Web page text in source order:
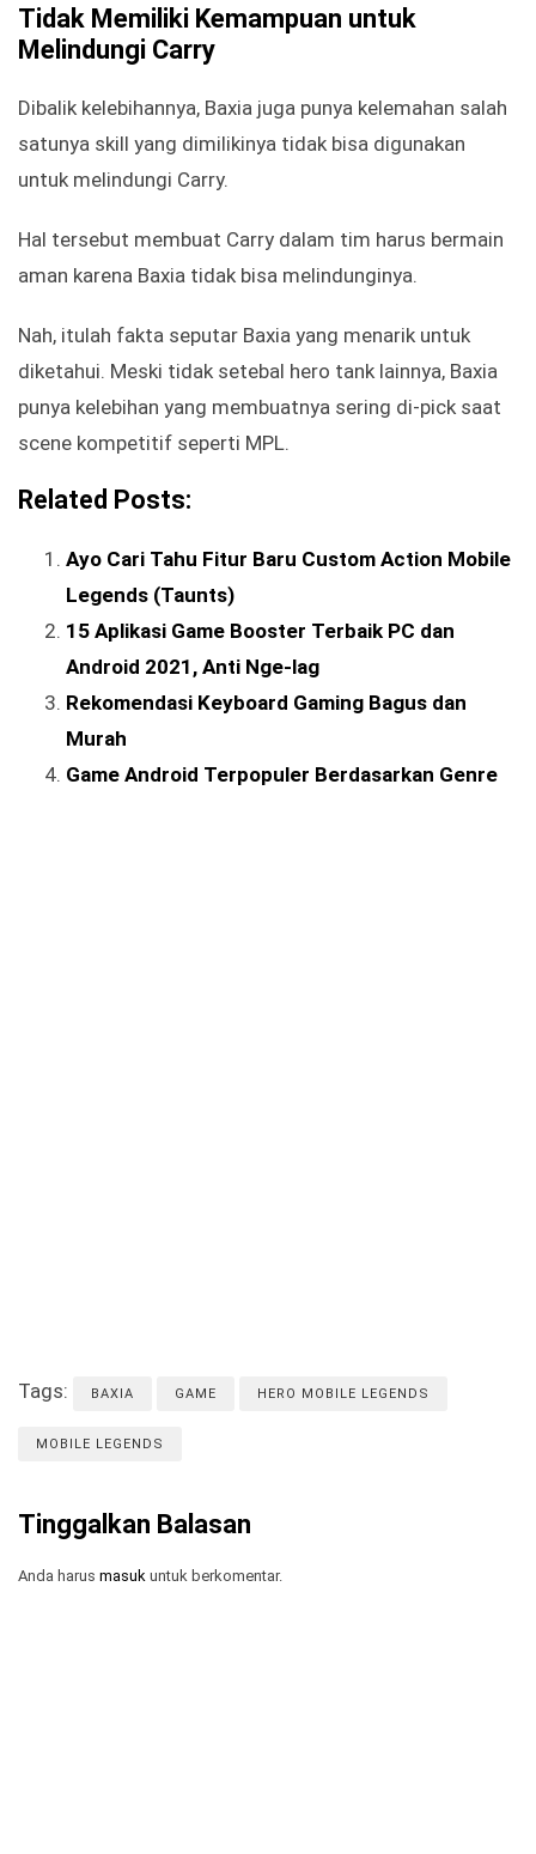
Tidak Memiliki Kemampuan untuk
Melindungi Carry
Dibalik kelebihannya, Baxia juga punya kelemahan salah
satunya skill yang dimilikinya tidak bisa digunakan
untuk melindungi Carry.
Hal tersebut membuat Carry dalam tim harus bermain
aman karena Baxia tidak bisa melindunginya.
Nah, itulah fakta seputar Baxia yang menarik untuk
diketahui. Meski tidak setebal hero tank lainnya, Baxia
punya kelebihan yang membuatnya sering di-pick saat
scene kompetitif seperti MPL.
Related Posts:
Ayo Cari Tahu Fitur Baru Custom Action Mobile
Legends (Taunts)
15 Aplikasi Game Booster Terbaik PC dan
Android 2021, Anti Nge-lag
Rekomendasi Keyboard Gaming Bagus dan
Murah
Game Android Terpopuler Berdasarkan Genre
Tags: BAXIA GAME HERO MOBILE LEGENDS
MOBILE LEGENDS
Tinggalkan Balasan
Anda harus masuk untuk berkomentar.